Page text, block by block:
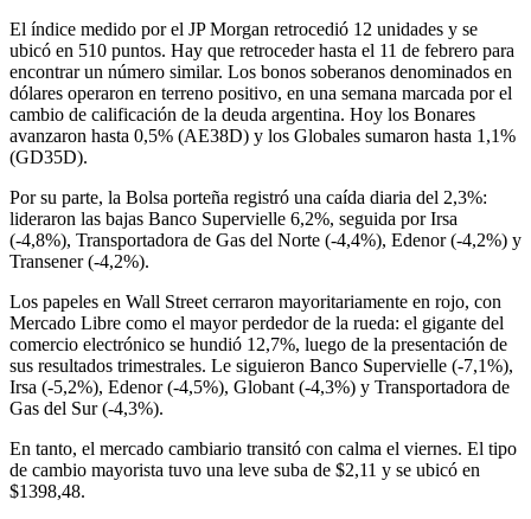
El índice medido por el JP Morgan retrocedió 12 unidades y se
ubicó en 510 puntos. Hay que retroceder hasta el 11 de febrero para
encontrar un número similar. Los bonos soberanos denominados en
dólares operaron en terreno positivo, en una semana marcada por el
cambio de calificación de la deuda argentina. Hoy los Bonares
avanzaron hasta 0,5% (AE38D) y los Globales sumaron hasta 1,1%
(GD35D).
Por su parte, la Bolsa porteña registró una caída diaria del 2,3%:
lideraron las bajas Banco Supervielle 6,2%, seguida por Irsa
(-4,8%), Transportadora de Gas del Norte (-4,4%), Edenor (-4,2%) y
Transener (-4,2%).
Los papeles en Wall Street cerraron mayoritariamente en rojo, con
Mercado Libre como el mayor perdedor de la rueda: el gigante del
comercio electrónico se hundió 12,7%, luego de la presentación de
sus resultados trimestrales. Le siguieron Banco Supervielle (-7,1%),
Irsa (-5,2%), Edenor (-4,5%), Globant (-4,3%) y Transportadora de
Gas del Sur (-4,3%).
En tanto, el mercado cambiario transitó con calma el viernes. El tipo
de cambio mayorista tuvo una leve suba de $2,11 y se ubicó en
$1398,48.